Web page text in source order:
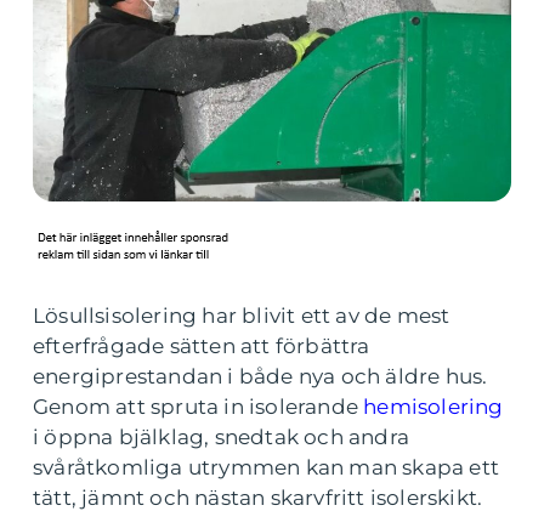
Lösullsisolering har blivit ett av de mest
efterfrågade sätten att förbättra
energiprestandan i både nya och äldre hus.
Genom att spruta in isolerande hemisolering
i öppna bjälklag, snedtak och andra
svåråtkomliga utrymmen kan man skapa ett
tätt, jämnt och nästan skarvfritt isolerskikt.